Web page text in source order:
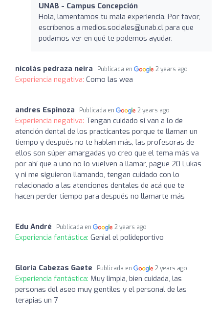
UNAB - Campus Concepción
Hola, lamentamos tu mala experiencia. Por favor,
escríbenos a medios.sociales@unab.cl para que
podamos ver en qué te podemos ayudar.
nicolás pedraza neira Publicada en 2 years ago
Experiencia negativa: Como las wea
andres Espinoza Publicada en 2 years ago
Experiencia negativa: Tengan cuidado si van a lo de
atención dental de los practicantes porque te llaman un
tiempo y después no te hablan más, las profesoras de
ellos son súper amargadas yo creo que el tema más va
por ahí que a uno no lo vuelven a llamar, pague 20 Lukas
y ni me siguieron llamando, tengan cuidado con lo
relacionado a las atenciones dentales de acá que te
hacen perder tiempo para después no llamarte más
Edu André Publicada en 2 years ago
Experiencia fantástica: Genial el polideportivo
Gloria Cabezas Gaete Publicada en 2 years ago
Experiencia fantástica: Muy limpia, bien cuidada, las
personas del aseo muy gentiles y el personal de las
terapias un 7